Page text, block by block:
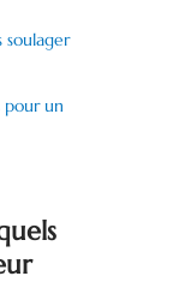
soulager
pour un